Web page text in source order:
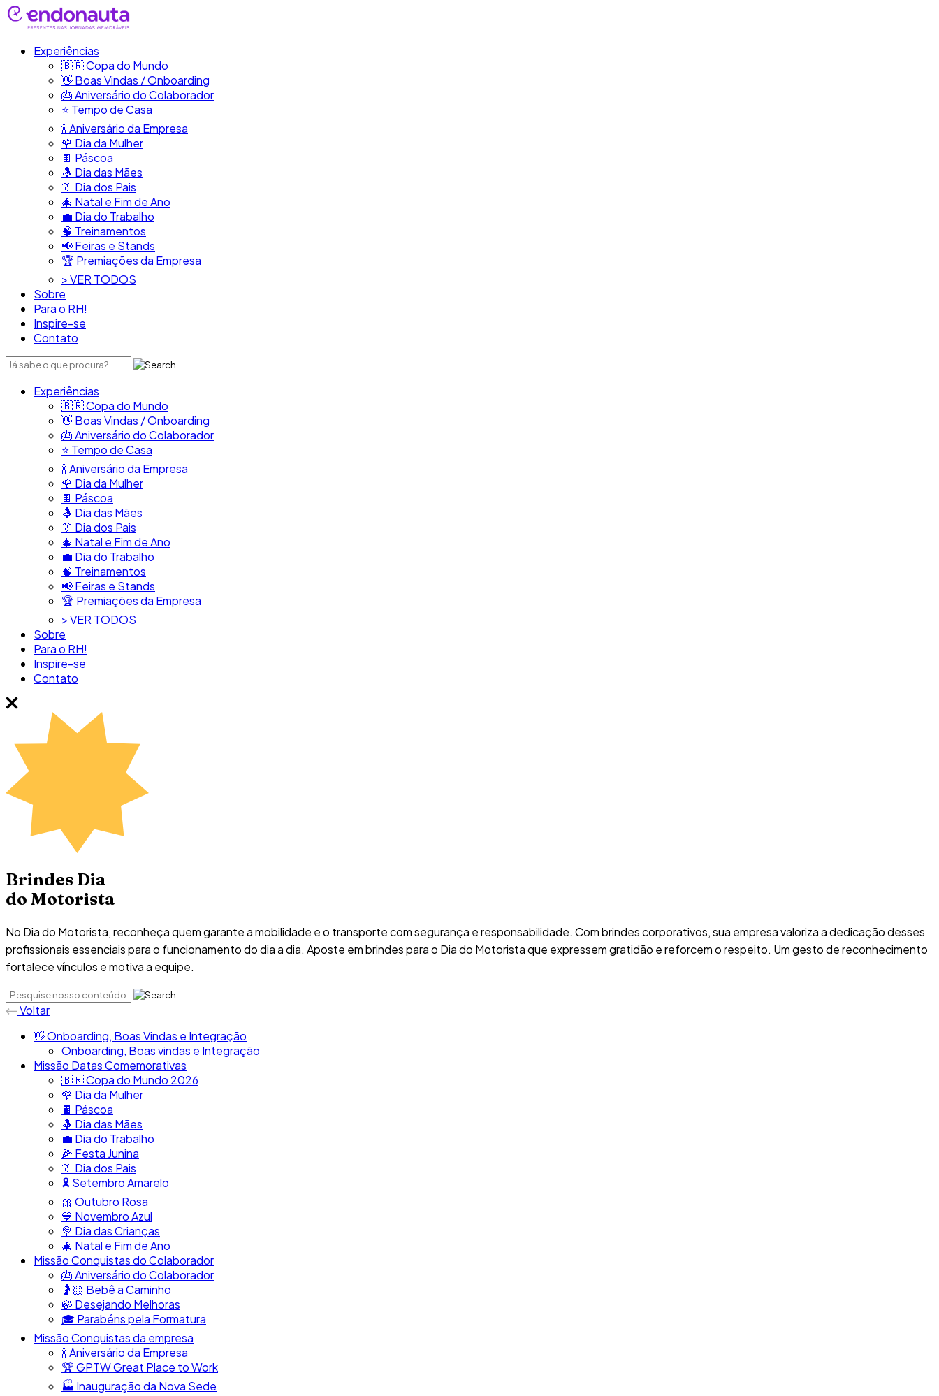
Experiências
🇧🇷​ Copa do Mundo
👋​ Boas Vindas / Onboarding
🎂​ Aniversário do Colaborador
⭐​ Tempo de Casa
​🍾​ Aniversário da Empresa
🌹 Dia da Mulher
🍫​ Páscoa
🤱 Dia das Mães
👔​ Dia dos Pais
🎄 Natal e Fim de Ano
💼​ Dia do Trabalho
🧠​ Treinamentos
📢​ Feiras e Stands
🏆 Premiações da Empresa
> VER TODOS
Sobre
Para o RH!
Inspire-se
Contato
Experiências
🇧🇷​ Copa do Mundo
👋​ Boas Vindas / Onboarding
🎂​ Aniversário do Colaborador
⭐​ Tempo de Casa
​🍾​ Aniversário da Empresa
🌹 Dia da Mulher
🍫​ Páscoa
🤱 Dia das Mães
👔​ Dia dos Pais
🎄 Natal e Fim de Ano
💼​ Dia do Trabalho
🧠​ Treinamentos
📢​ Feiras e Stands
🏆 Premiações da Empresa
> VER TODOS
Sobre
Para o RH!
Inspire-se
Contato
Brindes Dia
do Motorista
No Dia do Motorista, reconheça quem garante a mobilidade e o transporte com segurança e responsabilidade. Com brindes corporativos, sua empresa valoriza a dedicação desses
profissionais essenciais para o funcionamento do dia a dia. Aposte em brindes para o Dia do Motorista que expressem gratidão e reforcem o respeito. Um gesto de reconhecimento
fortalece vínculos e motiva a equipe.
Voltar
👋​ Onboarding, Boas Vindas e Integração
Onboarding, Boas vindas e Integração
Missão Datas Comemorativas
🇧🇷​ Copa do Mundo 2026
🌹 Dia da Mulher
🍫​ Páscoa
🤱​ Dia das Mães
💼​ Dia do Trabalho
🌽 Festa Junina
👔​ Dia dos Pais
🎗️​​ Setembro Amarelo
🎀​ Outubro Rosa
​💙​ Novembro Azul
🍭​ Dia das Crianças
🎄​ Natal e Fim de Ano
Missão Conquistas do Colaborador
🎂​ Aniversário do Colaborador
🤰🏻​ Bebê a Caminho
🍃​ Desejando Melhoras
🎓​ Parabéns pela Formatura
Missão Conquistas da empresa
​🍾​ Aniversário da Empresa
🏆​ GPTW Great Place to Work
🏭​ Inauguração da Nova Sede